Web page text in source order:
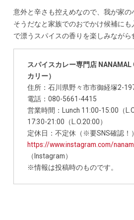
意外と辛さも控えめなので、我が家
そうだなと家族でのおでかけ候補に
で漂うスパイスの香りを楽しみながら
スパイスカレー専門店 NANAMAL
カリー）
住所：石川県野々市市御経塚2-
電話：080-5661-4415
営業時間：Lunch 11:00-15:00（
17:30-21:00（L.O.20:00）
定休日：不定休（※要SNS確認！）
https://www.instagram.com/
（Instagram）
※情報は投稿時のものです。